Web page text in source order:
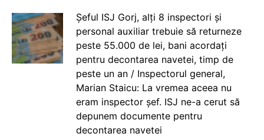
Șeful ISJ Gorj, alți 8 inspectori și
personal auxiliar trebuie să returneze
peste 55.000 de lei, bani acordați
pentru decontarea navetei, timp de
peste un an / Inspectorul general,
Marian Staicu: La vremea aceea nu
eram inspector șef. ISJ ne-a cerut să
depunem documente pentru
decontarea navetei